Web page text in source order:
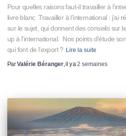
Pour quelles raisons faut-il travailler à
livre blanc Travailler à l’international : j’ai
sur le sujet, qui donnent des conseils sur
up à l’international. Nos points d’étude
qui font de l’export ? Lire la suite
ParValérie Béranger, il y a2 semaines